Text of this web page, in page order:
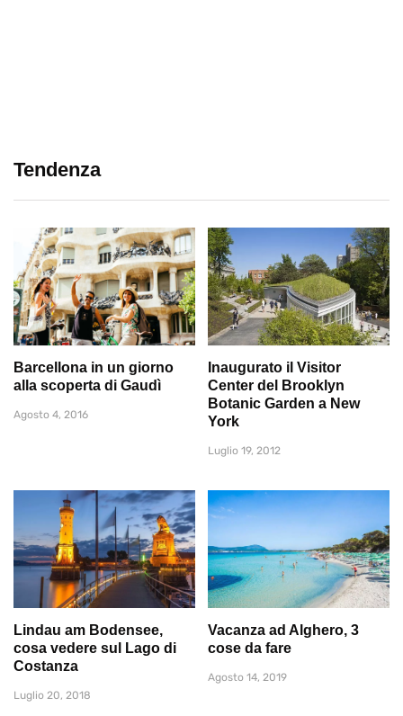
Tendenza
Barcellona in un giorno
alla scoperta di Gaudì
Agosto 4, 2016
Inaugurato il Visitor
Center del Brooklyn
Botanic Garden a New
York
Luglio 19, 2012
Lindau am Bodensee,
cosa vedere sul Lago di
Costanza
Luglio 20, 2018
Vacanza ad Alghero, 3
cose da fare
Agosto 14, 2019